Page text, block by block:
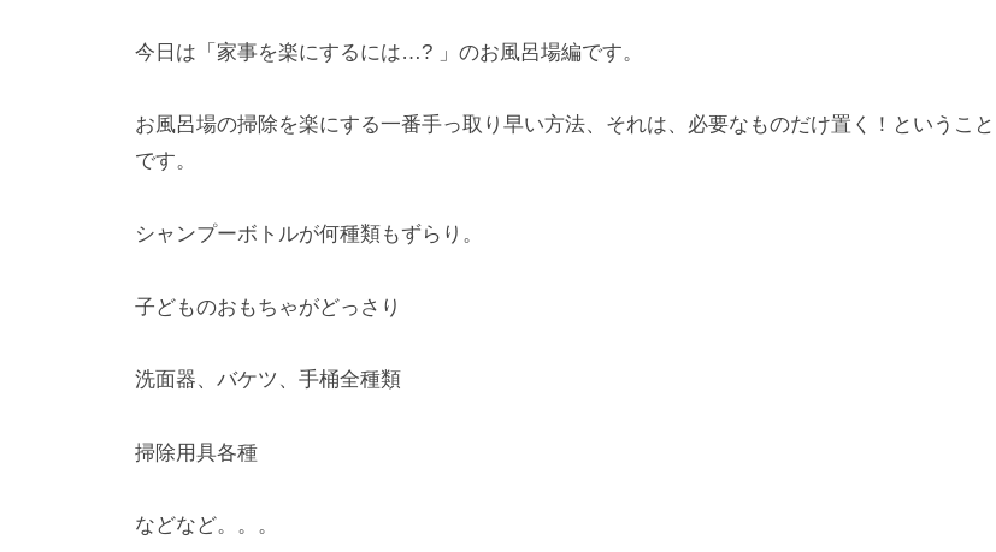
今日は「家事を楽にするには…? 」のお風呂場編です。
お風呂場の掃除を楽にする一番手っ取り早い方法、それは、必要なものだけ置く！ということ
です。
シャンプーボトルが何種類もずらり。
子どものおもちゃがどっさり
洗面器、バケツ、手桶全種類
掃除用具各種
などなど。。。